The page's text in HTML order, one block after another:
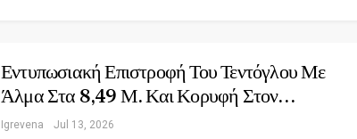
Εντυπωσιακή Επιστροφή Του Τεντόγλου Με
Άλμα Στα 8,49 Μ. Και Κορυφή Στον…
Igrevena Jul 13, 2026